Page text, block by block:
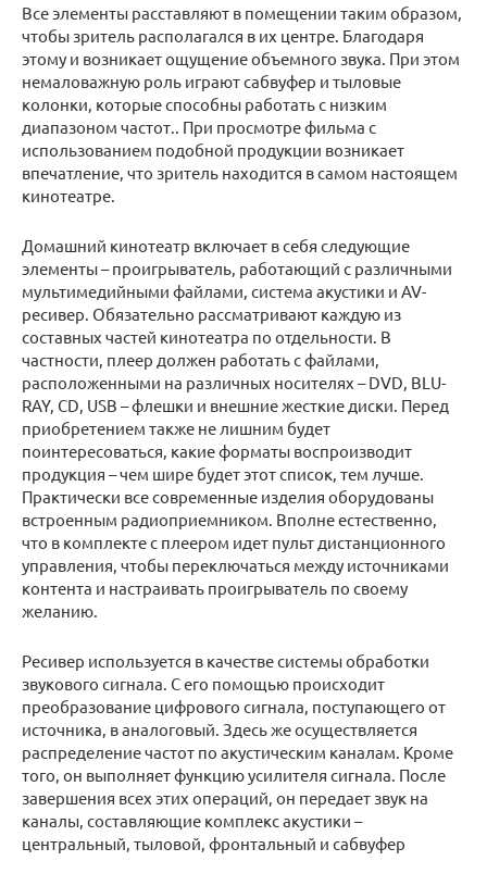
Все элементы расставляют в помещении таким образом,
чтобы зритель располагался в их центре. Благодаря
этому и возникает ощущение объемного звука. При этом
немаловажную роль играют сабвуфер и тыловые
колонки, которые способны работать с низким
диапазоном частот.. При просмотре фильма с
использованием подобной продукции возникает
впечатление, что зритель находится в самом настоящем
кинотеатре.
Домашний кинотеатр включает в себя следующие
элементы – проигрыватель, работающий с различными
мультимедийными файлами, система акустики и AV-
ресивер. Обязательно рассматривают каждую из
составных частей кинотеатра по отдельности. В
частности, плеер должен работать с файлами,
расположенными на различных носителях – DVD, BLU-
RAY, CD, USB – флешки и внешние жесткие диски. Перед
приобретением также не лишним будет
поинтересоваться, какие форматы воспроизводит
продукция – чем шире будет этот список, тем лучше.
Практически все современные изделия оборудованы
встроенным радиоприемником. Вполне естественно,
что в комплекте с плеером идет пульт дистанционного
управления, чтобы переключаться между источниками
контента и настраивать проигрыватель по своему
желанию.
Ресивер используется в качестве системы обработки
звукового сигнала. С его помощью происходит
преобразование цифрового сигнала, поступающего от
источника, в аналоговый. Здесь же осуществляется
распределение частот по акустическим каналам. Кроме
того, он выполняет функцию усилителя сигнала. После
завершения всех этих операций, он передает звук на
каналы, составляющие комплекс акустики –
центральный, тыловой, фронтальный и сабвуфер